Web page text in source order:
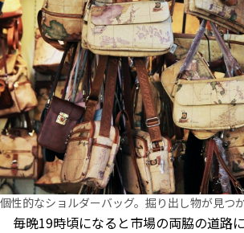
個性的なショルダーバッグ。掘り出し物が見つ
毎晩19時頃になると市場の両脇の道路